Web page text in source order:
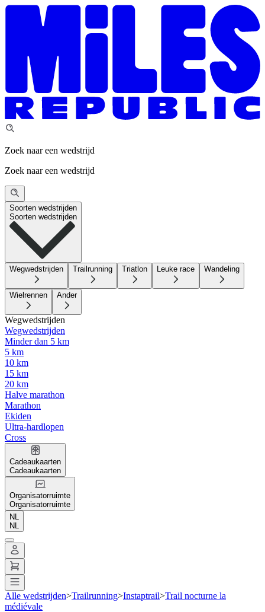
Zoek naar een wedstrijd
Zoek naar een wedstrijd
Soorten wedstrijden
Soorten wedstrijden
Wegwedstrijden Trailrunning Triatlon Leuke race Wandeling
Wielrennen Ander
Wegwedstrijden
Wegwedstrijden
Minder dan 5 km
5 km
10 km
15 km
20 km
Halve marathon
Marathon
Ekiden
Ultra-hardlopen
Cross
Cadeaukaarten
Cadeaukaarten
Organisatorruimte
Organisatorruimte
NL
NL
Alle wedstrijden>Trailrunning>Instaptrail>Trail nocturne la
médiévale